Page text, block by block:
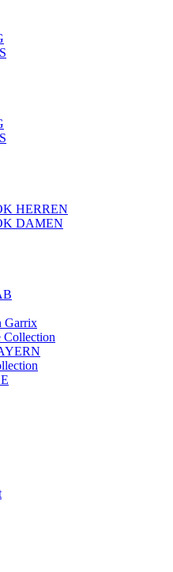
HERREN
DAMEN
Garrix
Collection